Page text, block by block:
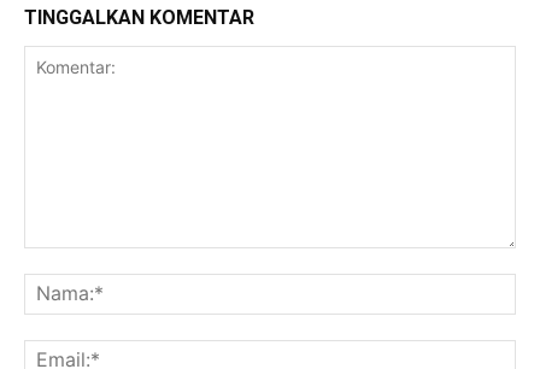
TINGGALKAN KOMENTAR